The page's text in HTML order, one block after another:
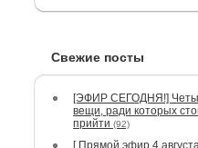
Свежие посты
[ЭФИР СЕГОДНЯ!]
вещи, ради которых
прийти (92)
[ Прямой эфир 4